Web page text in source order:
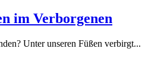
im Verborgenen
Unter unseren Füßen verbirgt...